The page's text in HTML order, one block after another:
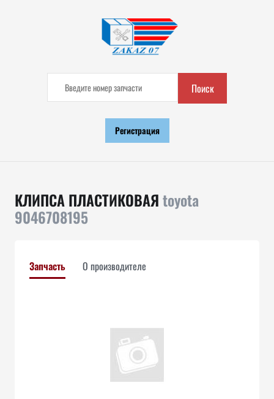
Поиск
Регистрация
КЛИПСА ПЛАСТИКОВАЯtoyota
9046708195
Запчасть О производителе